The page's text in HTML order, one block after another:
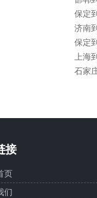
保定
济南
保定
上海
石家
接
页
们